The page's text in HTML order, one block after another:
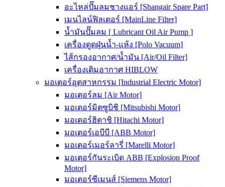
อะไหล่ปั๊มลมชางแอร์ [Shangair Spare Part]
เมนไลน์ฟิลเตอร์ [MainLine Filter]
น้ำมันปั๊มลม [ Lubricant Oil Air Pump ]
เครื่องดูดฝุ่นน้ำ-แห้ง [Polo Vacuum]
ไส้กรองอากาศ/น้ำมัน [Air/Oil Filter]
เครื่องเติมอากาศ HIBLOW
มอเตอร์อุตสาหกรรม [Industrial Electric Motor]
มอเตอร์ลม [Air Motor]
มอเตอร์มิตซูบิชิ [Mitsubishi Motor]
มอเตอร์ฮิตาชิ [Hitachi Motor]
มอเตอร์เอบีบี [ABB Motor]
มอเตอร์เมอร์ลารี่ [Marelli Motor]
มอเตอร์กันระเบิด ABB [Explosion Proof
Motor]
มอเตอร์ซีเมนส์ [Siemens Motor]